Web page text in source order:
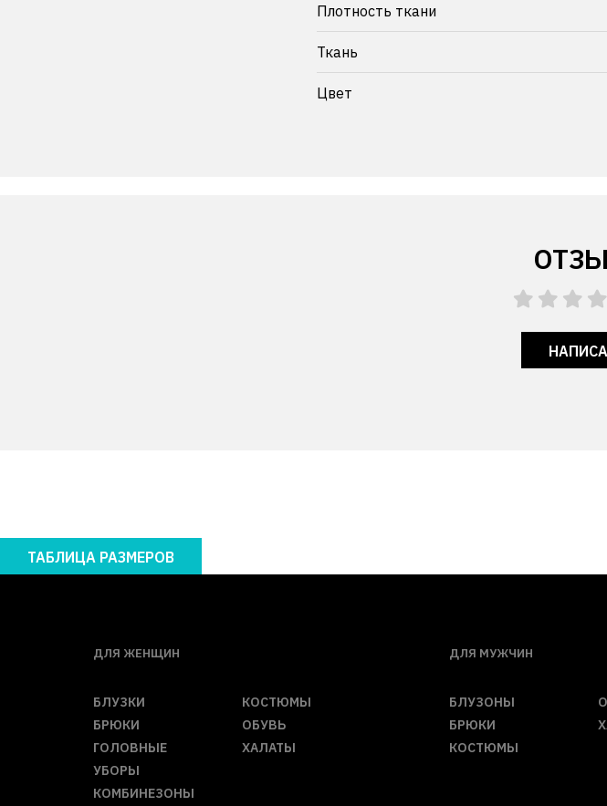
Плотность ткани
Ткань
Цвет
ТАБЛИЦА РАЗМЕРОВ
ДЛЯ ЖЕНЩИН
БЛУЗКИ
БРЮКИ
ГОЛОВНЫЕ
УБОРЫ
КОМБИНЕЗОНЫ
КОСТЮМЫ
ОБУВЬ
ХАЛАТЫ
ДЛЯ МУЖЧИН
БЛУЗОНЫ
БРЮКИ
КОСТЮМЫ